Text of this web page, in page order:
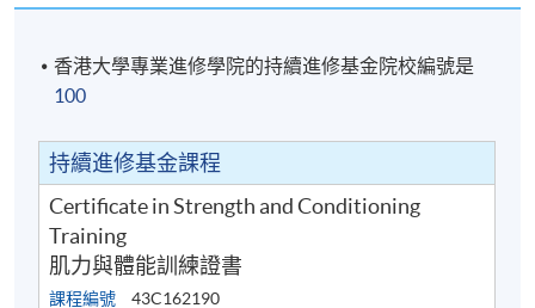
香港大學專業進修學院的持續進修基金院校編號是
100
持續進修基金課程
Certificate in Strength and Conditioning
Training
肌力與體能訓練證書
課程編號
43C162190